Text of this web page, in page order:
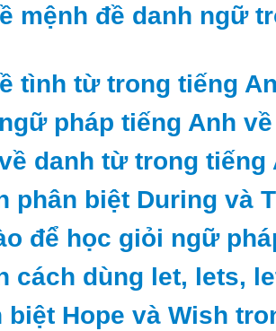
mệnh đề danh ngữ
tình từ trong tiếng
pháp tiếng Anh
danh từ trong tiếng
phân biệt During và
để học giỏi ngữ
cách dùng let, lets,
biệt Hope và Wish